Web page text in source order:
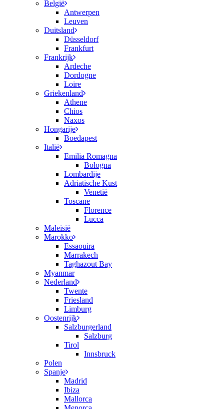
België
Antwerpen
Leuven
Duitsland
Düsseldorf
Frankfurt
Frankrijk
Ardeche
Dordogne
Loire
Griekenland
Athene
Chios
Naxos
Hongarije
Boedapest
Italië
Emilia Romagna
Bologna
Lombardije
Adriatische Kust
Venetië
Toscane
Florence
Lucca
Maleisië
Marokko
Essaouira
Marrakech
Taghazout Bay
Myanmar
Nederland
Twente
Friesland
Limburg
Oostenrijk
Salzburgerland
Salzburg
Tirol
Innsbruck
Polen
Spanje
Madrid
Ibiza
Mallorca